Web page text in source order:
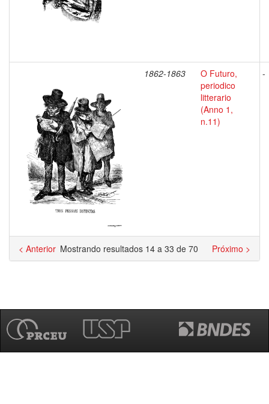
1862-1863
O Futuro,
periodico
litterario
(Anno 1,
n.11)
-
Mostrando resultados 14 a 33 de 70
< Anterior Próximo >